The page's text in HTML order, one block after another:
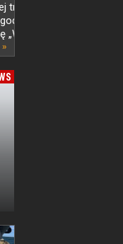
tragicznych
w...